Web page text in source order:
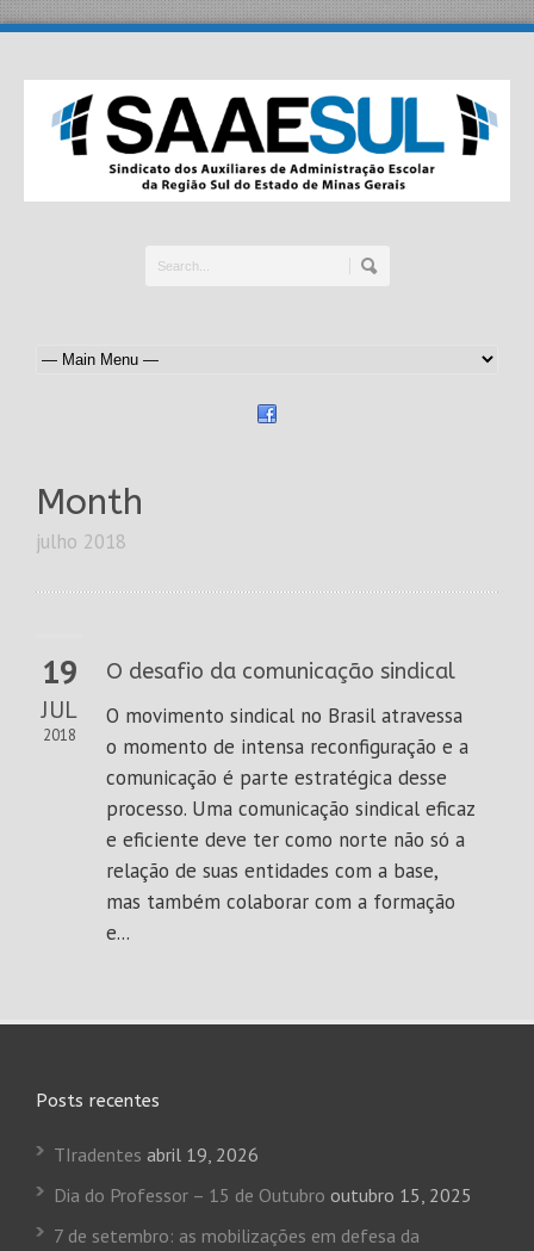
Month
julho 2018
19
JUL
2018
O desafio da comunicação sindical
O movimento sindical no Brasil atravessa
o momento de intensa reconfiguração e a
comunicação é parte estratégica desse
processo. Uma comunicação sindical eficaz
e eficiente deve ter como norte não só a
relação de suas entidades com a base,
mas também colaborar com a formação
e...
Posts recentes
TIradentes abril 19, 2026
Dia do Professor – 15 de Outubro outubro 15, 2025
7 de setembro: as mobilizações em defesa da